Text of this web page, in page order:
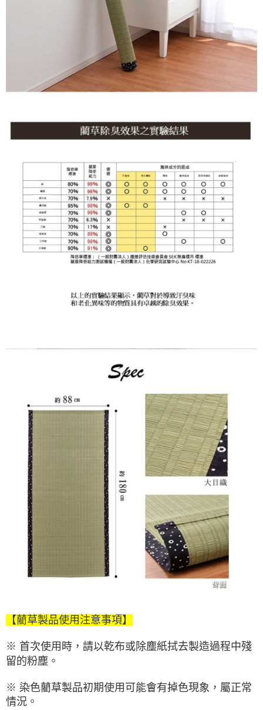
【藺草製品使用注意事項】
※ 首次使用時，請以乾布或除塵紙拭去製造過程中殘
留的粉塵。
※ 染色藺草製品初期使用可能會有掉色現象，屬正常
情況。